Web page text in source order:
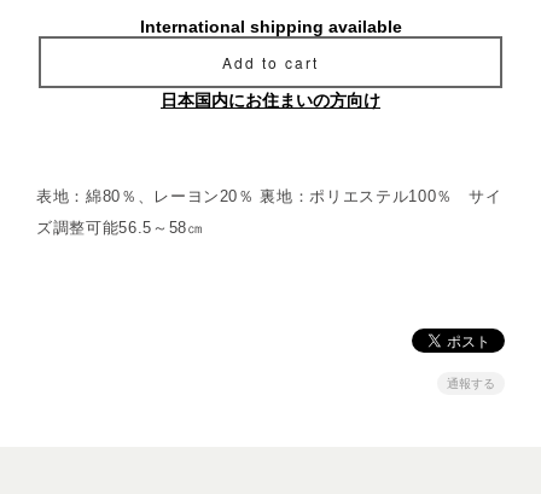
International shipping available
Add to cart
日本国内にお住まいの方向け
表地：綿80％、レーヨン20％ 裏地：ポリエステル100％ サイ
ズ調整可能56.5～58㎝
通報する